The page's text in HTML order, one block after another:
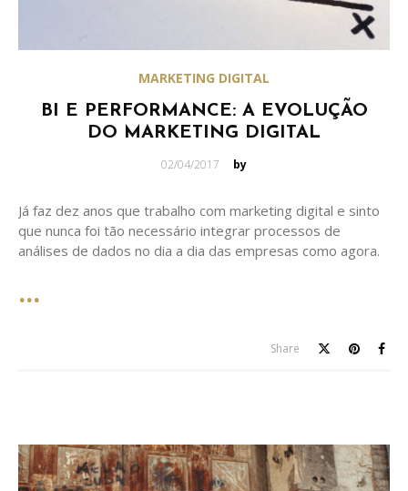
MARKETING DIGITAL
BI E PERFORMANCE: A EVOLUÇÃO
DO MARKETING DIGITAL
Posted
02/04/2017 by
Já faz dez anos que trabalho com marketing digital e sinto
que nunca foi tão necessário integrar processos de
análises de dados no dia a dia das empresas como agora.
Share